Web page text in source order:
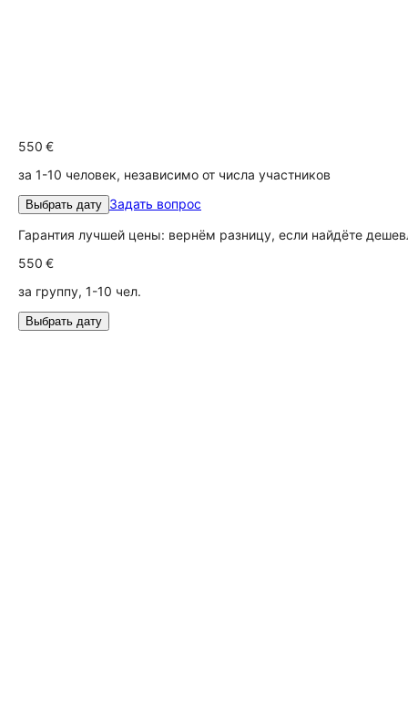
550 €
за 1-10 человек, независимо от числа участников
Выбрать дату Задать вопрос
Гарантия лучшей цены: вернём разницу, если найдёте
550 €
за группу, 1-10 чел.
Выбрать дату